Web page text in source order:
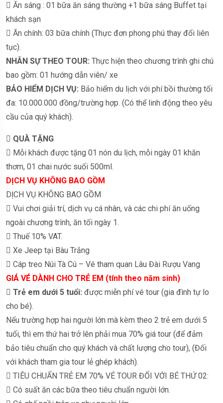
 Ăn sáng : 01 bữa ăn sáng thường +1 bữa sáng Buffet tại
khách sạn
 Ăn chính: 03 bữa chính (Thực đơn phong phú thay đổi liên
tục).
NHÂN SỰ THEO TOUR: Thực hiện theo chương trình ghi chú
bao gồm: 01 hướng dẫn viên/ xe
BẢO HIỂM DỊCH VỤ: Bảo hiểm du lịch với phí bồi thường tối
đa: 10.000.000 đồng/trường hợp. (Có thể linh động theo yêu
cầu của quý khách).
 QUÀ TẶNG
 Mỗi khách được tặng 01 nón du lịch, mỗi ngày 01 khăn
thơm, 01 chai nước suối 500ml.
DỊCH VỤ KHÔNG BAO GỒM
DỊCH VỤ KHÔNG BAO GỒM
 Vui chơi giải trí, dịch vụ cá nhân, và các chi phí ăn uống
ngoài chương trình, ăn tối ngày 1.
 Thuế 10% VAT.
 Xe Jeep tại Bàu Trắng
 Cáp treo Núi Tà Cú – Vé tham quan Lâu Đài Rượu Vang
GIÁ VÉ DÀNH CHO TRẺ EM (tính theo năm sinh)
 Trẻ em dưới 5 tuổi: được miễn phí vé tour (gia đình tự lo
cho bé).
Nếu trường hợp hai người lớn mà kèm theo 2 trẻ em dưới 5
tuổi, thì em thứ hai trở lên phải mua 70% giá tour (để đảm
bảo tiêu chuẩn cho quý khách và chất lượng cho tour), (Đối
với khách tham gia tour lẻ ghép khách).
 TIÊU CHUẨN TRẺ EM 70% VÉ TOUR ĐỐI VỚI BÉ THỨ 02:
 Có suất ăn các bữa theo tiêu chuẩn người lớn.